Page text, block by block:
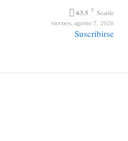
63.5 F Seattle
viernes, agosto 7, 2026
Suscribirse